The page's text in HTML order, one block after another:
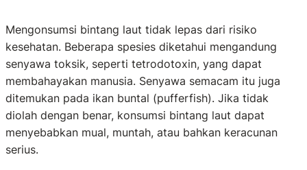
Mengonsumsi bintang laut tidak lepas dari risiko
kesehatan. Beberapa spesies diketahui mengandung
senyawa toksik, seperti tetrodotoxin, yang dapat
membahayakan manusia. Senyawa semacam itu juga
ditemukan pada ikan buntal (pufferfish). Jika tidak
diolah dengan benar, konsumsi bintang laut dapat
menyebabkan mual, muntah, atau bahkan keracunan
serius.